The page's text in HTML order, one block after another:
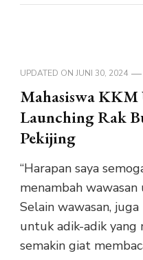
UPDATED ON JUNI 30, 2024
Mahasiswa KKM
Launching Rak
Pekijing
“Harapan saya
menambah
Selain wawasan,
untuk adik-adik yang
semakin giat